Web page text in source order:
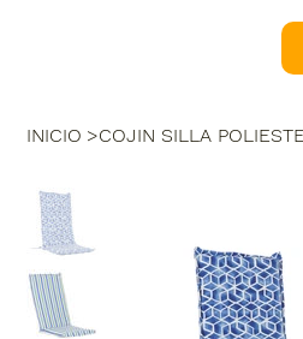
INICIO >COJIN SILLA